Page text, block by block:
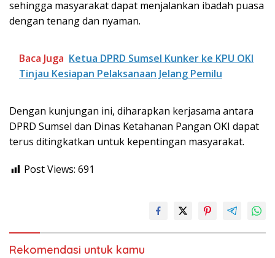
sehingga masyarakat dapat menjalankan ibadah puasa
dengan tenang dan nyaman.
Baca Juga Ketua DPRD Sumsel Kunker ke KPU OKI
Tinjau Kesiapan Pelaksanaan Jelang Pemilu
Dengan kunjungan ini, diharapkan kerjasama antara
DPRD Sumsel dan Dinas Ketahanan Pangan OKI dapat
terus ditingkatkan untuk kepentingan masyarakat.
Post Views: 691
Rekomendasi untuk kamu